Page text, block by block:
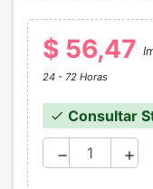
$ 56,47
24 - 72 Horas
check Consultar
remove add